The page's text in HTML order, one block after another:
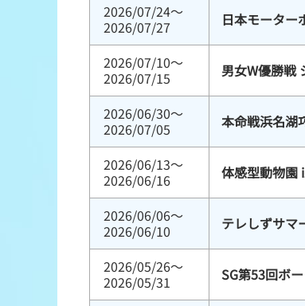
2026/07/24～
2026/07/27
日本モーター
2026/07/10～
2026/07/15
男女W優勝戦
2026/06/30～
2026/07/05
本命戦浜名湖
2026/06/13～
2026/06/16
体感型動物園
2026/06/06～
2026/06/10
テレしずサマ
2026/05/26～
2026/05/31
SG第53回ボ